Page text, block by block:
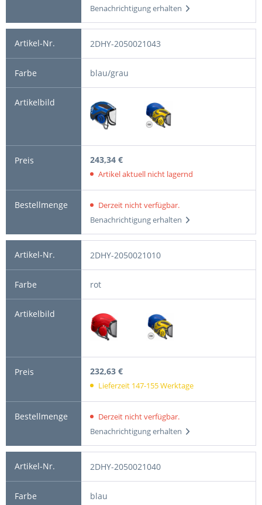
Benachrichtigung erhalten
2DHY-2050021043
blau/grau
243,34 €
Artikel aktuell nicht lagernd
Derzeit nicht verfügbar.
Benachrichtigung erhalten
2DHY-2050021010
rot
232,63 €
Lieferzeit 147-155 Werktage
Derzeit nicht verfügbar.
Benachrichtigung erhalten
2DHY-2050021040
blau